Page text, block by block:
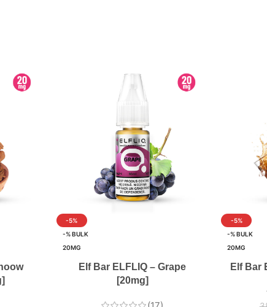
-5%
-% BULK
20MG
Elf Bar ELFLIQ – Grape
[20mg]
-5%
-% BULK
20MG
Elf Bar